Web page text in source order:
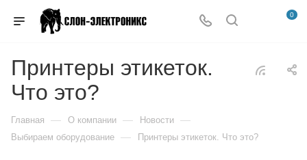
0
Принтеры этикеток.
Что это?
Главная — О компании — Новости —
Выбираем оборудование — Принтеры этикеток. Что это?